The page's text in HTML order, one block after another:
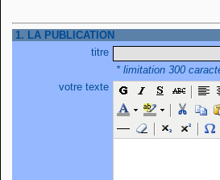
1. LA PUBLICATION
titre
* limitation 300
votre texte